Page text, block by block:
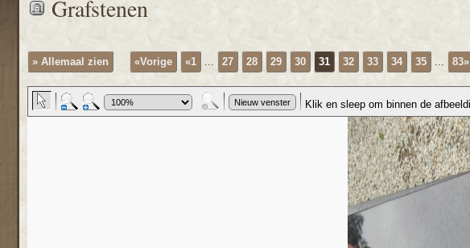
Grafstenen
» Allemaal zien «Vorige «1 ... 27 28 29 30 31 32 33 34 35 ... 83»